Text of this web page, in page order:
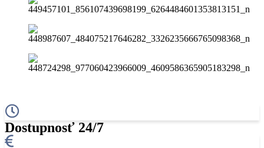
Dostupnosť 24/7